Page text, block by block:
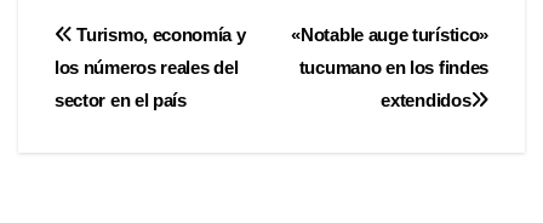
Navegación
de
«Notable auge turístico»
tucumano en los findes
extendidos
Turismo, economía y
los números reales del
sector en el país